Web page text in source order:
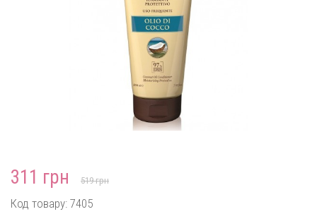
311 грн 519 грн
Код товару: 7405